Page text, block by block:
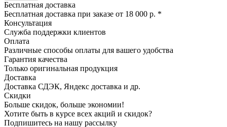
Бесплатная доставка
Бесплатная доставка при заказе от 18 000 р. *
Консультация
Служба поддержки клиентов
Оплата
Различные способы оплаты для вашего удобства
Гарантия качества
Только оригинальная продукция
Доставка
Доставка СДЭК, Яндекс доставка и др.
Скидки
Больше скидок, больше экономии!
Хотите быть в курсе всех акций и скидок?
Подпишитесь на нашу рассылку